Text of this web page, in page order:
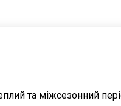
та міжсезонний